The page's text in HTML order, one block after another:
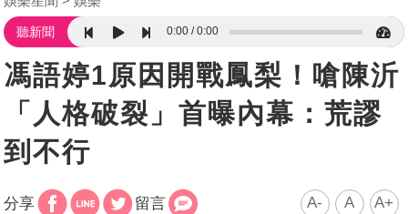
聽新聞 0:00 0:00
馮語婷1原因開戰鳳梨！嗆陳沂
「人格破裂」首曝內幕：荒謬
到不行
分享 留言 A- A A+